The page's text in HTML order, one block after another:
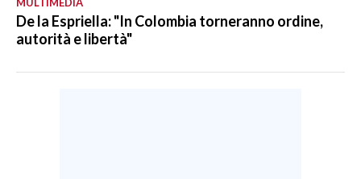
MULTIMEDIA
De la Espriella: "In Colombia torneranno ordine,
autorità e libertà"